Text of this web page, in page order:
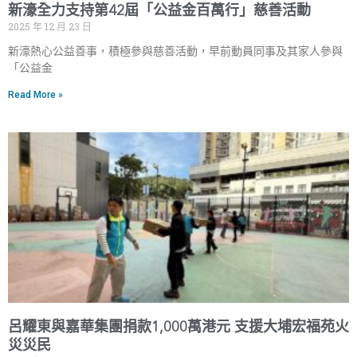
新濠全力支持第42屆「公益金百萬行」慈善活動
2025 年 12 月 23 日
新濠熱心公益善事，積極參與慈善活動，早前動員同事及其家人參與
「公益金
Read More »
呂耀東與嘉華集團捐款1,000萬港元 支援大埔宏福苑火
災災民